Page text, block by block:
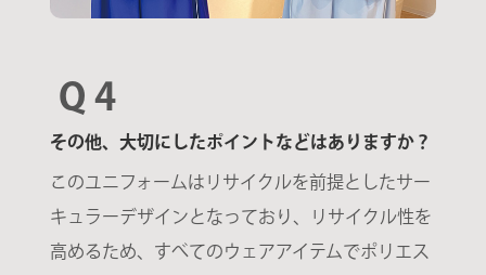
Q 4
その他、大切にしたポイントなどはありますか？
このユニフォームはリサイクルを前提としたサー
キュラーデザインとなっており、リサイクル性を
高めるため、すべてのウェアアイテムでポリエス